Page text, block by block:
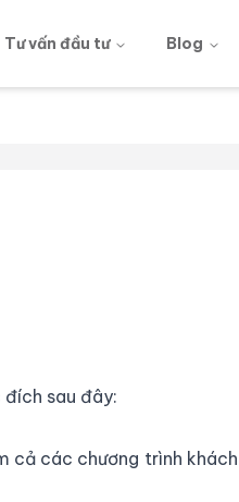
Tư vấn đầu tư Blog
sau đây:
cả các chương trình khách